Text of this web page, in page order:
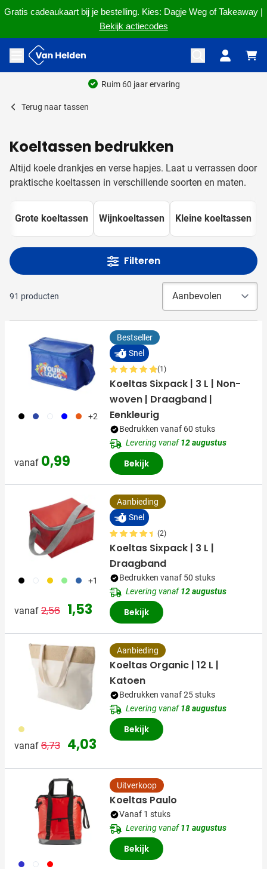
Gratis cadeaukaart bij je bestelling. Kies: Dagje Weg of Takeaway |
Bekijk actiecodes
Ga naar de inhoud
Menu openen
Ruim 60 jaar ervaring
Terug naar tassen
Koeltassen bedrukken
Altijd koele drankjes en verse hapjes. Laat u verrassen door
praktische koeltassen in verschillende soorten en maten.
Grote koeltassen Wijnkoeltassen Kleine koeltassen
Filteren
91 producten
001 023 002 005 007 +2
vanaf 0,99
Bestseller
Snel
(1)
Koeltas Sixpack | 3 L | Non-
woven | Draagband |
Eenkleurig
Bedrukken vanaf 60 stuks
Levering vanaf12 augustus
Bekijk
001 002 006 029 018 +1
vanaf Normale prijs
2,56 Speciale prijs
1,53
Aanbieding
Snel
(2)
Koeltas Sixpack | 3 L |
Draagband
Bedrukken vanaf 50 stuks
Levering vanaf12 augustus
Bekijk
273
vanaf Normale prijs
6,73 Speciale prijs
4,03
Aanbieding
Koeltas Organic | 12 L |
Katoen
Bedrukken vanaf 25 stuks
Levering vanaf18 augustus
Bekijk
023 002 008
Uitverkoop
Koeltas Paulo
Vanaf 1 stuks
Levering vanaf11 augustus
Bekijk